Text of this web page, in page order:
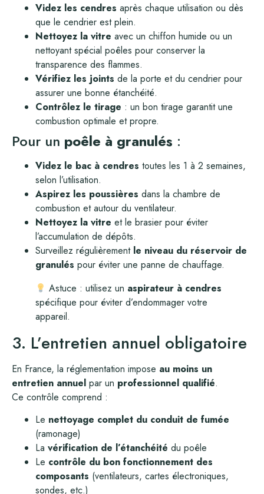
Videz les cendres après chaque utilisation ou dès
que le cendrier est plein.
Nettoyez la vitre avec un chiffon humide ou un
nettoyant spécial poêles pour conserver la
transparence des flammes.
Vérifiez les joints de la porte et du cendrier pour
assurer une bonne étanchéité.
Contrôlez le tirage : un bon tirage garantit une
combustion optimale et propre.
Pour un poêle à granulés :
Videz le bac à cendres toutes les 1 à 2 semaines,
selon l’utilisation.
Aspirez les poussières dans la chambre de
combustion et autour du ventilateur.
Nettoyez la vitre et le brasier pour éviter
l’accumulation de dépôts.
Surveillez régulièrement le niveau du réservoir de
granulés pour éviter une panne de chauffage.
Astuce : utilisez un aspirateur à cendres
spécifique pour éviter d’endommager votre
appareil.
3. L’entretien annuel obligatoire
En France, la réglementation impose au moins un
entretien annuel par un professionnel qualifié.
Ce contrôle comprend :
Le nettoyage complet du conduit de fumée
(ramonage)
La vérification de l’étanchéité du poêle
Le contrôle du bon fonctionnement des
composants (ventilateurs, cartes électroniques,
sondes, etc.)